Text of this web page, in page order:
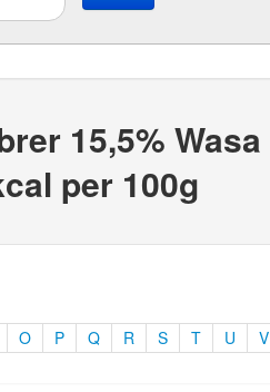
15,5% Wasa
per 100g
O P Q R S T U V